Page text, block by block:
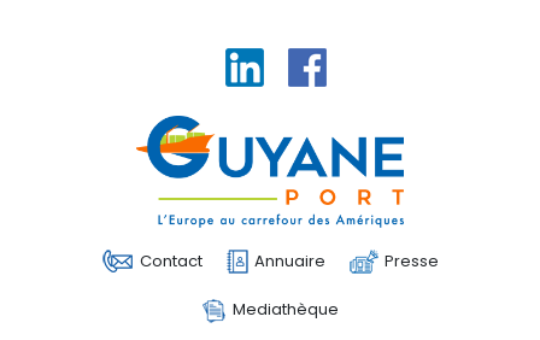
Linkedin
Contact Annuaire Presse
Mediathèque